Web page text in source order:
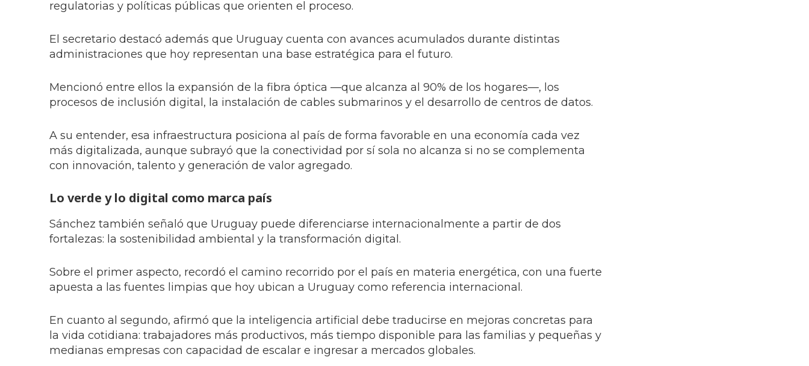
regulatorias y políticas públicas que orienten el proceso.
El secretario destacó además que Uruguay cuenta con avances acumulados durante distintas
administraciones que hoy representan una base estratégica para el futuro.
Mencionó entre ellos la expansión de la fibra óptica —que alcanza al 90% de los hogares—, los
procesos de inclusión digital, la instalación de cables submarinos y el desarrollo de centros de datos.
A su entender, esa infraestructura posiciona al país de forma favorable en una economía cada vez
más digitalizada, aunque subrayó que la conectividad por sí sola no alcanza si no se complementa
con innovación, talento y generación de valor agregado.
Lo verde y lo digital como marca país
Sánchez también señaló que Uruguay puede diferenciarse internacionalmente a partir de dos
fortalezas: la sostenibilidad ambiental y la transformación digital.
Sobre el primer aspecto, recordó el camino recorrido por el país en materia energética, con una fuerte
apuesta a las fuentes limpias que hoy ubican a Uruguay como referencia internacional.
En cuanto al segundo, afirmó que la inteligencia artificial debe traducirse en mejoras concretas para
la vida cotidiana: trabajadores más productivos, más tiempo disponible para las familias y pequeñas y
medianas empresas con capacidad de escalar e ingresar a mercados globales.